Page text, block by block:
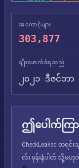
အကောင့်များ
303,877
ချိုးဖောက်ခံရသည်
၂၀၂၁ ဒီဇင်ဘာ
ဤပေါက်ကြ
CheckLeaked စာ
လ်၊ ဖုန်းနံပါတ် သို့မ